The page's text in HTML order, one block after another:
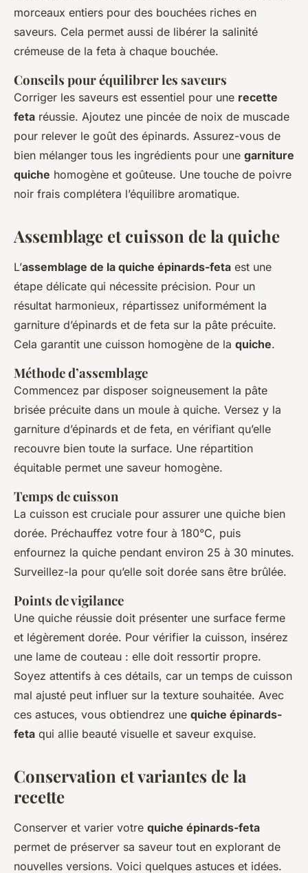
morceaux entiers pour des bouchées riches en
saveurs. Cela permet aussi de libérer la salinité
crémeuse de la feta à chaque bouchée.
Conseils pour équilibrer les saveurs
Corriger les saveurs est essentiel pour une recette
feta réussie. Ajoutez une pincée de noix de muscade
pour relever le goût des épinards. Assurez-vous de
bien mélanger tous les ingrédients pour une garniture
quiche homogène et goûteuse. Une touche de poivre
noir frais complétera l’équilibre aromatique.
Assemblage et cuisson de la quiche
L’assemblage de la quiche épinards-feta est une
étape délicate qui nécessite précision. Pour un
résultat harmonieux, répartissez uniformément la
garniture d’épinards et de feta sur la pâte précuite.
Cela garantit une cuisson homogène de la quiche.
Méthode d’assemblage
Commencez par disposer soigneusement la pâte
brisée précuite dans un moule à quiche. Versez y la
garniture d’épinards et de feta, en vérifiant qu’elle
recouvre bien toute la surface. Une répartition
équitable permet une saveur homogène.
Temps de cuisson
La cuisson est cruciale pour assurer une quiche bien
dorée. Préchauffez votre four à 180°C, puis
enfournez la quiche pendant environ 25 à 30 minutes.
Surveillez-la pour qu’elle soit dorée sans être brûlée.
Points de vigilance
Une quiche réussie doit présenter une surface ferme
et légèrement dorée. Pour vérifier la cuisson, insérez
une lame de couteau : elle doit ressortir propre.
Soyez attentifs à ces détails, car un temps de cuisson
mal ajusté peut influer sur la texture souhaitée. Avec
ces astuces, vous obtiendrez une quiche épinards-
feta qui allie beauté visuelle et saveur exquise.
Conservation et variantes de la
recette
Conserver et varier votre quiche épinards-feta
permet de préserver sa saveur tout en explorant de
nouvelles versions. Voici quelques astuces et idées.